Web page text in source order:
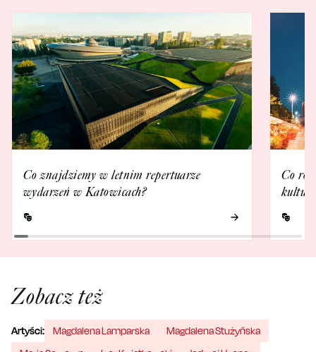
Co znajdziemy w letnim repertuarze
wydarzeń w Katowicach?
Co
Zobacz też
Artyści: Magdalena Lamparska
Magdalena Stużyńska